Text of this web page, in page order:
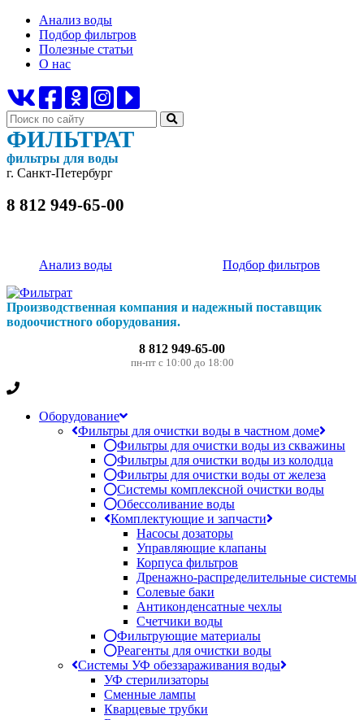
Анализ воды
Подбор фильтров
Полезные статьи
О нас
ФИЛЬТРАТ
фильтры для воды
г. Санкт-Петербург
8 812 949-65-00
Анализ воды Подбор фильтров
Производственная компания и надежный поставщик
водоочистного оборудования.
8 812 949-65-00
пн-пт с 10:00 до 18:00
Оборудование
Фильтры для очистки воды в частном доме
Фильтры для очистки воды из скважины
Фильтры для очистки воды из колодца
Фильтры для очистки воды от железа
Системы комплексной очистки воды
Обессоливание воды
Комплектующие и запчасти
Насосы дозаторы
Управляющие клапаны
Корпуса фильтров
Дренажно-распределительные системы
Солевые баки
Антиконденсатные чехлы
Счетчики воды
Фильтрующие материалы
Реагенты для очистки воды
Системы УФ обеззараживания воды
УФ стерилизаторы
Сменные лампы
Кварцевые трубки